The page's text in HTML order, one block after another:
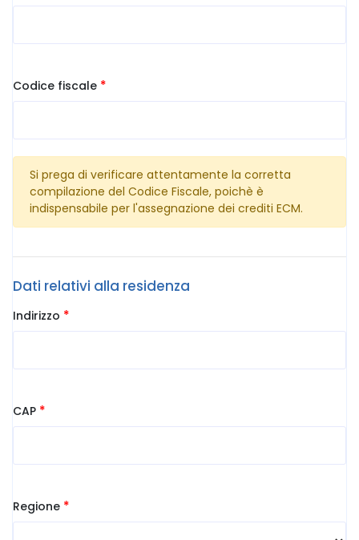
Codice fiscale *
Si prega di verificare attentamente la corretta
compilazione del Codice Fiscale, poichè è
indispensabile per l'assegnazione dei crediti ECM.
Dati relativi alla residenza
Indirizzo *
CAP *
Regione *